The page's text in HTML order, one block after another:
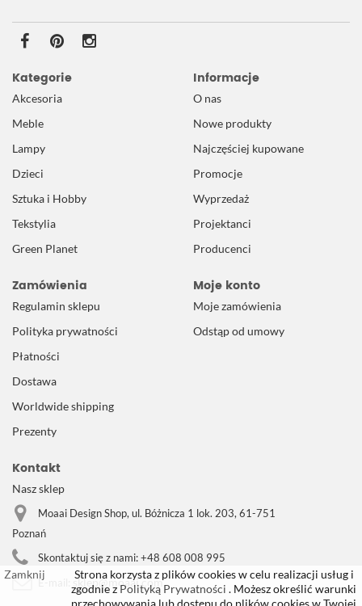
Kategorie
Akcesoria
Meble
Lampy
Dzieci
Sztuka i Hobby
Tekstylia
Green Planet
Informacje
O nas
Nowe produkty
Najczęściej kupowane
Promocje
Wyprzedaż
Projektanci
Producenci
Zamówienia
Regulamin sklepu
Polityka prywatności
Płatności
Dostawa
Worldwide shipping
Prezenty
Moje konto
Moje zamówienia
Odstąp od umowy
Kontakt
Nasz sklep
Moaai Design Shop, ul. Bóżnicza 1 lok. 203, 61-751
Poznań
Skontaktuj się z nami:+48 608 008 995
E-mail:
sklep@moaai.com
Zamknij
Strona korzysta z plików cookies w celu realizacji usług i
zgodnie z Polityką Prywatności . Możesz określić warunki
przechowywania lub dostępu do plików cookies w Twojej